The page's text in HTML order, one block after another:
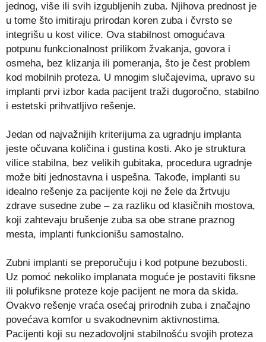
jednog, više ili svih izgubljenih zuba. Njihova prednost je
u tome što imitiraju prirodan koren zuba i čvrsto se
integrišu u kost vilice. Ova stabilnost omogućava
potpunu funkcionalnost prilikom žvakanja, govora i
osmeha, bez klizanja ili pomeranja, što je čest problem
kod mobilnih proteza. U mnogim slučajevima, upravo su
implanti prvi izbor kada pacijent traži dugoročno, stabilno
i estetski prihvatljivo rešenje.
Jedan od najvažnijih kriterijuma za ugradnju implanta
jeste očuvana količina i gustina kosti. Ako je struktura
vilice stabilna, bez velikih gubitaka, procedura ugradnje
može biti jednostavna i uspešna. Takođe, implanti su
idealno rešenje za pacijente koji ne žele da žrtvuju
zdrave susedne zube – za razliku od klasičnih mostova,
koji zahtevaju brušenje zuba sa obe strane praznog
mesta, implanti funkcionišu samostalno.
Zubni implanti se preporučuju i kod potpune bezubosti.
Uz pomoć nekoliko implanata moguće je postaviti fiksne
ili polufiksne proteze koje pacijent ne mora da skida.
Ovakvo rešenje vraća osećaj prirodnih zuba i značajno
povećava komfor u svakodnevnim aktivnostima.
Pacijenti koji su nezadovoljni stabilnošću svojih proteza